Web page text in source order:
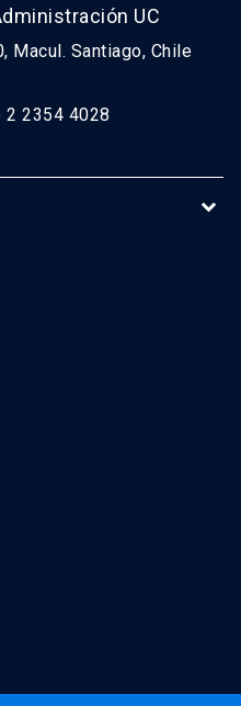
UC
Macul. Santiago, Chile
2 2354 4028